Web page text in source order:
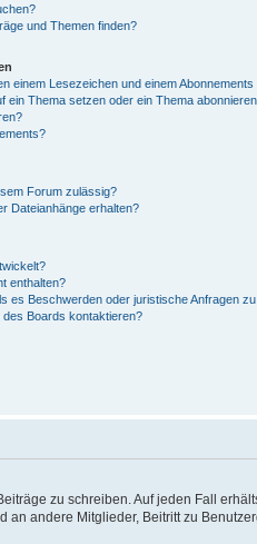
und Themen finden?
einem Lesezeichen und einem
ein Thema setzen oder ein Thema
Forum zulässig?
Dateianhänge erhalten?
enthalten?
es Beschwerden oder juristische Anfragen
des Boards kontaktieren?
zu schreiben. Auf jeden Fall
andere Mitglieder, Beitritt zu